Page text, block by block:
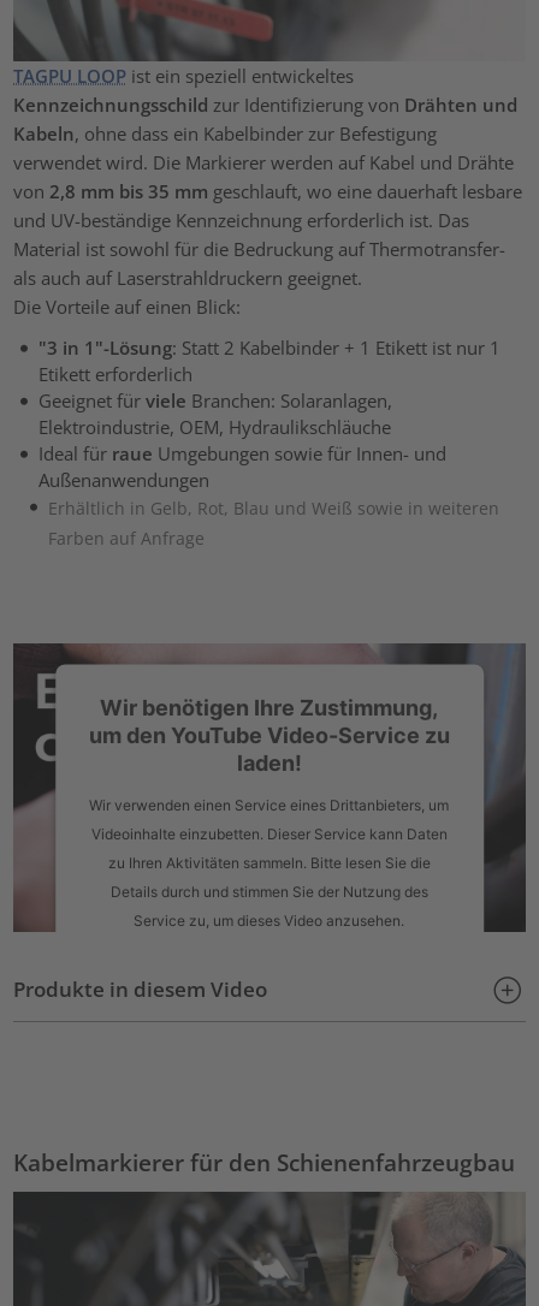
TAGPU LOOP ist ein speziell entwickeltes
Kennzeichnungsschildzur Identifizierung von Drähten und
Kabeln, ohne dass ein Kabelbinder zur Befestigung
verwendet wird. Die Markierer werden auf Kabel und Drähte
von 2,8 mm bis 35 mm geschlauft, wo eine dauerhaft lesbare
und UV-beständige Kennzeichnung erforderlich ist. Das
Material ist sowohl für die Bedruckung auf Thermotransfer-
als auch auf Laserstrahldruckern geeignet.
Die Vorteile auf einen Blick:
"3 in 1"-Lösung: Statt 2 Kabelbinder + 1 Etikett ist nur 1
Etikett erforderlich
Geeignet für viele Branchen: Solaranlagen,
Elektroindustrie, OEM, Hydraulikschläuche
Ideal für raue Umgebungen sowie für Innen- und
Außenanwendungen
Erhältlich in Gelb, Rot, Blau und Weiß sowie in weiteren
Farben auf Anfrage
Wir benötigen Ihre Zustimmung,
um den YouTube Video-Service zu
laden!
Wir verwenden einen Service eines Drittanbieters, um
Videoinhalte einzubetten. Dieser Service kann Daten
zu Ihren Aktivitäten sammeln. Bitte lesen Sie die
Details durch und stimmen Sie der Nutzung des
Service zu, um dieses Video anzusehen.
Mehr Informationen
Produkte in diesem Video
Kabelmarkierer für den Schienenfahrzeugbau